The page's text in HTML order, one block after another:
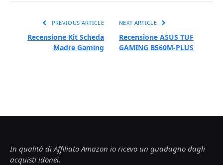
PREVIOUS ARTICLE
Recensione Kit Scheda
Madre Gaming
NEXT ARTICLE
Recensione ASUS TUF
GAMING B560M-PLUS
In qualità di Affiliato Amazon io ricevo un guadagno dagli
acquisti idonei.